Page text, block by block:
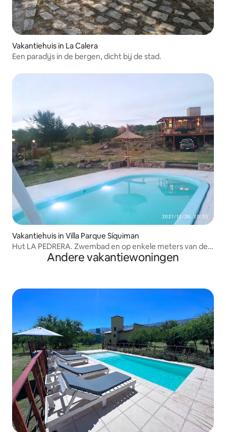
Vakantiehuis in La Calera
Een paradijs in de bergen, dicht bij de stad.
Vakantiehuis in Villa Parque Síquiman
Hut LA PEDRERA. Zwembad en op enkele meters van de
Andere vakantiewoningen